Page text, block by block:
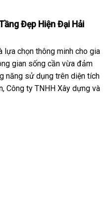
Đẹp Hiện Đại Hải
lựa chọn thông minh cho gia
gian sống cần vừa đảm
năng sử dụng trên diện tích
Công ty TNHH Xây dựng và